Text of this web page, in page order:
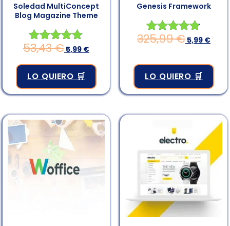
Soledad MultiConcept
Blog Magazine Theme
Valorado en
53,43€ 5,99 €
LO QUIERO 🛒
Genesis Framework
Valorado en
325,99€ 5,99 €
LO QUIERO 🛒